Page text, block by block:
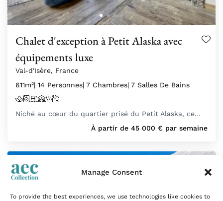
Manage Consent
To provide the best experiences, we use technologies like cookies to
Chalet d'exception à Petit Alaska avec
équipements luxe
Val-d'Isère, France
611m²| 14 Personnes| 7 Chambres| 7 Salles De Bains
Niché au cœur du quartier prisé du Petit Alaska, ce…
À partir de 45 000 € par semaine